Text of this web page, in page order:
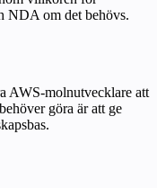
NDA om det behövs.
AWS-molnutvecklare att
göra är att ge